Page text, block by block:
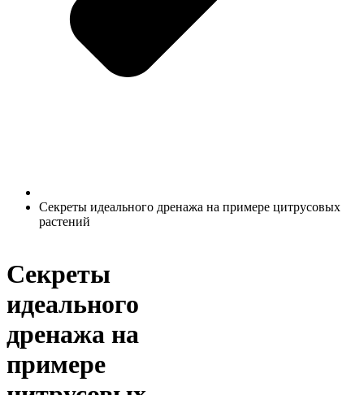
Секреты идеального дренажа на примере цитрусовых
растений
Секреты
идеального
дренажа на
примере